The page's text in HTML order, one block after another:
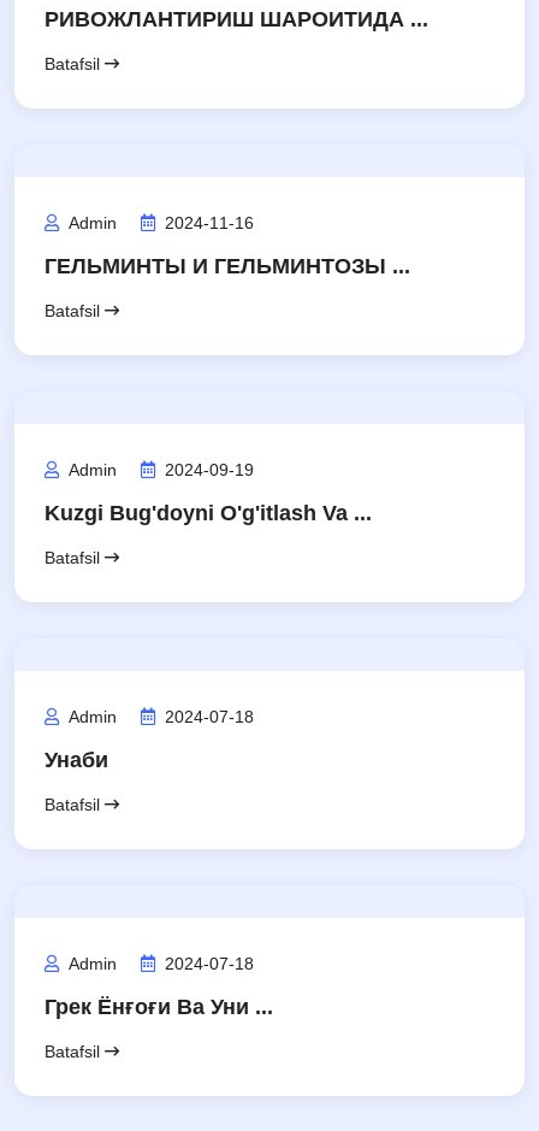
РИВОЖЛАНТИРИШ ШАРОИТИДА ...
Batafsil
Admin 2024-11-16
ГЕЛЬМИНТЫ И ГЕЛЬМИНТОЗЫ ...
Batafsil
Admin 2024-09-19
Kuzgi Bug'doyni O'g'itlash Va ...
Batafsil
Admin 2024-07-18
Унаби
Batafsil
Admin 2024-07-18
Грек Ёнғоғи Ва Уни ...
Batafsil